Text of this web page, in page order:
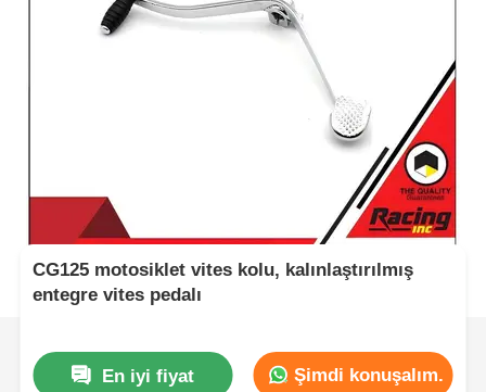
CG125 motosiklet vites kolu, kalınlaştırılmış
entegre vites pedalı
En iyi fiyat Şimdi konuşalım.